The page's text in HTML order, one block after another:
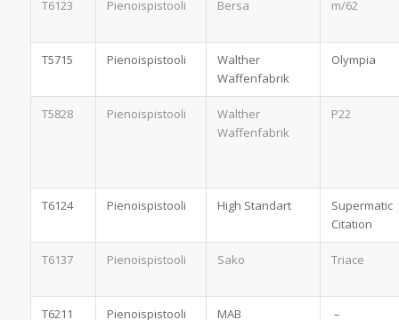
T6123 Pienoispistooli Bersa m/62
T5715 Pienoispistooli
Walther
Waffenfabrik
Olympia
T5828 Pienoispistooli
Walther
Waffenfabrik
P22
T6124 Pienoispistooli High Standart
Supermatic
Citation
T6137 Pienoispistooli Sako Triace
T6211 Pienoispistooli MAB –